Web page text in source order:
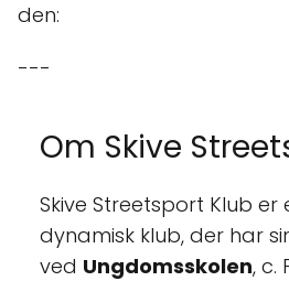
den:
---
Om Skive
Skive Streetsport Klub er
dynamisk klub, der har
ved Ungdomsskolen, c.